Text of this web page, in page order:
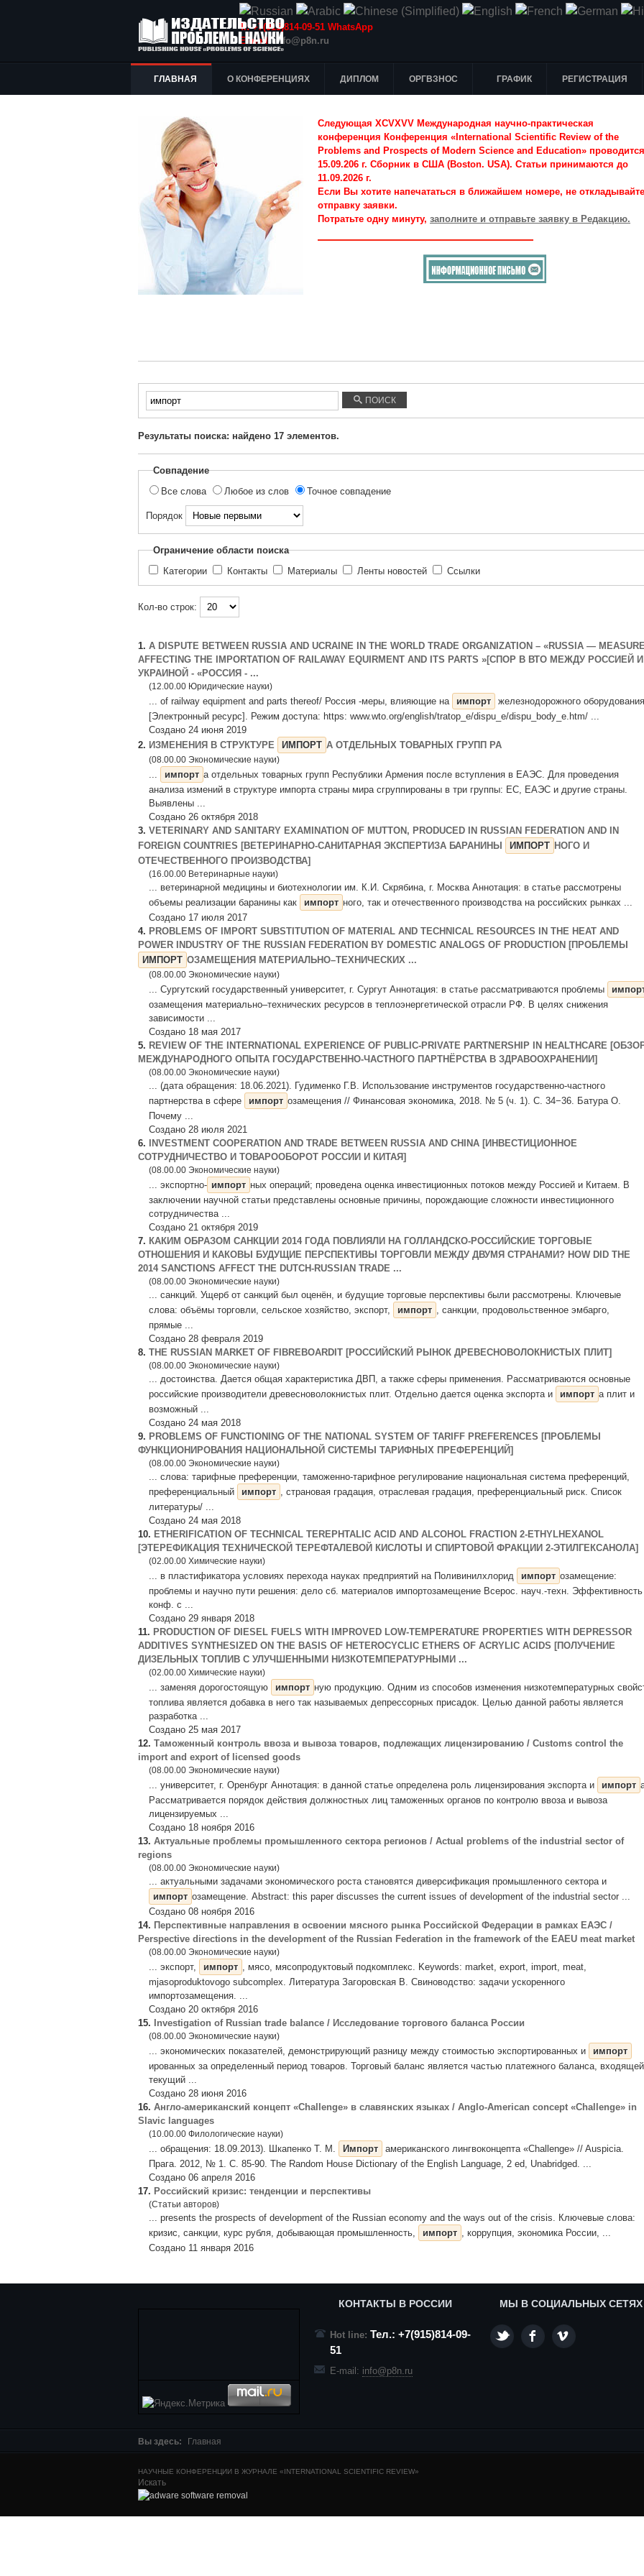
Т.: +7(915)814-09-51 WhatsApp
E-mail:info@p8n.ru
ГЛАВНАЯ О КОНФЕРЕНЦИЯХ ДИПЛОМ ОРГВЗНОС ГРАФИК РЕГИСТРАЦИЯ
Следующая XCVXVV Международная научно-практическая
конференция Конференция «International Scientific Review of the
Problems and Prospects of Modern Science and Education» проводится
15.09.206 г. Сборник в США (Boston. USA). Статьи принимаются до
11.09.2026 г.
Если Вы хотите напечататься в ближайшем номере, не откладывайте
отправку заявки.
Потратьте одну минуту, заполните и отправьте заявку в Редакцию.
Введите
текст
поиска...
ПОИСК
Результаты поиска: найдено 17 элементов.
Совпадение
Все слова
Любое из слов Точное совпадение
Порядок
Ограничение области поиска
Категории
Контакты Материалы Ленты новостей Ссылки
Кол-во строк:
1. A DISPUTE BETWEEN RUSSIA AND UCRAINE IN THE WORLD TRADE ORGANIZATION – «RUSSIA —
AFFECTING THE IMPORTATION OF RAILAWAY EQUIRMENT AND ITS PARTS »[СПОР В ВТО МЕЖДУ РОССИЕЙ И
УКРАИНОЙ - «РОССИЯ - ...
(12.00.00 Юридические науки)
... of railway equipment and parts thereof/ Россия -меры, влияющие на импорт
железнодорожного
[Электронный ресурс]. Режим доступа: https: www.wto.org/english/tratop_e/dispu_e/dispu_body_e.htm/ ...
Создано 24 июня 2019
2. ИЗМЕНЕНИЯ В СТРУКТУРЕ ИМПОРТ А ОТДЕЛЬНЫХ ТОВАРНЫХ ГРУПП РА
(08.00.00 Экономические науки)
... импорт а отдельных товарных групп Республики Армения после вступления в ЕАЭС. Для проведения
анализа измений в структуре импорта страны мира сгруппированы в три группы: ЕС, ЕАЭС и другие страны.
Выявлены ...
Создано 26 октября 2018
3. VETERINARY AND SANITARY EXAMINATION OF MUTTON, PRODUCED IN RUSSIAN FEDERATION AND IN
FOREIGN COUNTRIES [ВЕТЕРИНАРНО-САНИТАРНАЯ ЭКСПЕРТИЗА БАРАНИНЫ
ИМПОРТ НОГО И
ОТЕЧЕСТВЕННОГО ПРОИЗВОДСТВА]
(16.00.00 Ветеринарные науки)
... ветеринарной медицины и биотехнологии им. К.И. Скрябина, г. Москва Аннотация: в статье рассмотрены
объемы реализации баранины как
импорт ного, так и отечественного производства на российских рынках ...
Создано 17 июля 2017
4. PROBLEMS OF IMPORT SUBSTITUTION OF MATERIAL AND TECHNICAL RESOURCES IN THE HEAT AND
POWER INDUSTRY OF THE RUSSIAN FEDERATION BY DOMESTIC ANALOGS OF PRODUCTION [ПРОБЛЕМЫ
ИМПОРТ ОЗАМЕЩЕНИЯ МАТЕРИАЛЬНО–ТЕХНИЧЕСКИХ ...
(08.00.00 Экономические науки)
... Сургутский государственный университет, г. Сургут Аннотация: в статье рассматриваются проблемы
озамещения материально–технических ресурсов в теплоэнергетической отрасли РФ. В целях снижения
зависимости ...
Создано 18 мая 2017
5. REVIEW OF THE INTERNATIONAL EXPERIENCE OF PUBLIC-PRIVATE PARTNERSHIP IN HEALTHCARE
МЕЖДУНАРОДНОГО ОПЫТА ГОСУДАРСТВЕННО-ЧАСТНОГО ПАРТНЁРСТВА В ЗДРАВООХРАНЕНИИ]
(08.00.00 Экономические науки)
... (дата обращения: 18.06.2021). Гудименко Г.В. Использование инструментов государственно-частного
партнерства в сфере
импорт озамещения // Финансовая экономика, 2018. № 5 (ч. 1). С. 34−36. Батура О.
Почему ...
Создано 28 июля 2021
6.
INVESTMENT COOPERATION AND TRADE BETWEEN RUSSIA AND CHINA [ИНВЕСТИЦИОННОЕ
СОТРУДНИЧЕСТВО И ТОВАРООБОРОТ РОССИИ И КИТАЯ]
(08.00.00 Экономические науки)
... экспортно- импорт ных операций; проведена оценка инвестиционных потоков между Россией и Китаем. В
заключении научной статьи представлены основные причины, порождающие сложности инвестиционного
сотрудничества ...
Создано 21 октября 2019
7. КАКИМ ОБРАЗОМ САНКЦИИ 2014 ГОДА ПОВЛИЯЛИ НА ГОЛЛАНДСКО-РОССИЙСКИЕ ТОРГОВЫЕ
ОТНОШЕНИЯ И КАКОВЫ БУДУЩИЕ ПЕРСПЕКТИВЫ ТОРГОВЛИ МЕЖДУ ДВУМЯ СТРАНАМИ? HOW DID THE
2014 SANCTIONS AFFECT THE DUTCH-RUSSIAN TRADE ...
(08.00.00 Экономические науки)
... санкций. Ущерб от санкций был оценён, и будущие торговые перспективы были рассмотрены. Ключевые
слова: объёмы торговли, сельское хозяйство, экспорт,
импорт , санкции, продовольственное эмбарго,
прямые ...
Создано 28 февраля 2019
8. THE RUSSIAN MARKET OF FIBREBOARDIT [РОССИЙСКИЙ РЫНОК ДРЕВЕСНОВОЛОКНИСТЫХ ПЛИТ]
(08.00.00 Экономические науки)
... достоинства. Дается общая характеристика ДВП, а также сферы применения. Рассматриваются основные
российские производители древесноволокнистых плит. Отдельно дается оценка экспорта и
импорт а плит и
возможный ...
Создано 24 мая 2018
9. PROBLEMS OF FUNCTIONING OF THE NATIONAL SYSTEM OF TARIFF PREFERENCES [ПРОБЛЕМЫ
ФУНКЦИОНИРОВАНИЯ НАЦИОНАЛЬНОЙ СИСТЕМЫ ТАРИФНЫХ ПРЕФЕРЕНЦИЙ]
(08.00.00 Экономические науки)
... слова: тарифные преференции, таможенно-тарифное регулирование национальная система преференций,
преференциальный
импорт , страновая градация, отраслевая градация, преференциальный риск. Список
литературы/ ...
Создано 24 мая 2018
10. ETHERIFICATION OF TECHNICAL TEREPHTALIC ACID AND ALCOHOL FRACTION 2-ETHYLHEXANOL
[ЭТЕРЕФИКАЦИЯ ТЕХНИЧЕСКОЙ ТЕРЕФТАЛЕВОЙ КИСЛОТЫ И СПИРТОВОЙ ФРАКЦИИ 2-ЭТИЛГЕКСАНОЛА]
(02.00.00 Химические науки)
... в пластификатора условиях перехода науках предприятий на Поливинилхлорид импорт озамещение:
проблемы и научно пути решения: дело сб. материалов импортозамещение Всерос. науч.-техн. Эффективность
конф. с ...
Создано 29 января 2018
11. PRODUCTION OF DIESEL FUELS WITH IMPROVED LOW-TEMPERATURE PROPERTIES WITH DEPRESSOR
ADDITIVES SYNTHESIZED ON THE BASIS OF HETEROCYCLIC ETHERS OF ACRYLIC ACIDS [ПОЛУЧЕНИЕ
ДИЗЕЛЬНЫХ ТОПЛИВ С УЛУЧШЕННЫМИ НИЗКОТЕМПЕРАТУРНЫМИ ...
(02.00.00 Химические науки)
... заменяя дорогостоящую импорт ную продукцию. Одним из способов изменения низкотемпературных
топлива является добавка в него так называемых депрессорных присадок. Целью данной работы является
разработка ...
Создано 25 мая 2017
12. Таможенный контроль ввоза и вывоза товаров, подлежащих лицензированию / Customs control the
import and export of licensed goods
(08.00.00 Экономические науки)
... университет, г. Оренбург Аннотация: в данной статье определена роль лицензирования экспорта и импорт
Рассматривается порядок действия должностных лиц таможенных органов по контролю ввоза и вывоза
лицензируемых ...
Создано 18 ноября 2016
13. Актуальные проблемы промышленного сектора регионов / Actual problems of the industrial sector of
regions
(08.00.00 Экономические науки)
... актуальными задачами экономического роста становятся диверсификация промышленного сектора и
импорт озамещение. Abstract: this paper discusses the current issues of development of the industrial sector ...
Создано 08 ноября 2016
14. Перспективные направления в освоении мясного рынка Российской Федерации в рамках ЕАЭС /
Perspective directions in the development of the Russian Federation in the framework of the EAEU meat market
(08.00.00 Экономические науки)
... экспорт, импорт , мясо, мясопродуктовый подкомплекс. Keywords: market, export, import, meat,
mjasoproduktovogo subcomplex. Литература Загоровская В. Свиноводство: задачи ускоренного
импортозамещения. ...
Создано 20 октября 2016
15.
Investigation of Russian trade balance / Исследование торгового баланса России
(08.00.00 Экономические науки)
... экономических показателей, демонстрирующий разницу между стоимостью экспортированных и
импорт
ированных за определенный период товаров. Торговый баланс является частью платежного баланса,
текущий ...
Создано 28 июня 2016
16. Англо-американский концепт «Сhallenge» в славянских языках / Anglo-American concept «Challenge» in
Slavic languages
(10.00.00 Филологические науки)
... обращения: 18.09.2013). Шкапенко Т. М. Импорт
американского лингвоконцепта «Challenge» // Auspicia.
Прага. 2012, № 1. С. 85-90. The Random House Dictionary of the English Language, 2 ed, Unabridged. ...
Создано 06 апреля 2016
17. Российский кризис: тенденции и перспективы
(Статьи авторов)
... presents the prospects of development of the Russian economy and the ways out of the crisis. Ключевые слова:
кризис, санкции, курс рубля, добывающая промышленность,
импорт , коррупция, экономика России, ...
Создано 11 января 2016
КОНТАКТЫ В РОССИИ
Hot line: Тел.: +7(915)814-09-
51
E-mail: info@p8n.ru
МЫ В СОЦИАЛЬНЫХ СЕТЯХ
Вы здесь: Главная
НАУЧНЫЕ КОНФЕРЕНЦИИ В ЖУРНАЛЕ «INTERNATIONAL SCIENTIFIC REVIEW»
Искать